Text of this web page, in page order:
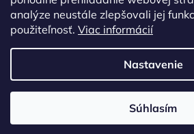
analýze neustále zlepšovali jej
použiteľnosť. Viac informácií
Nastavenie
Súhlasím
Vytvoril
Onpira.sk. Všetky